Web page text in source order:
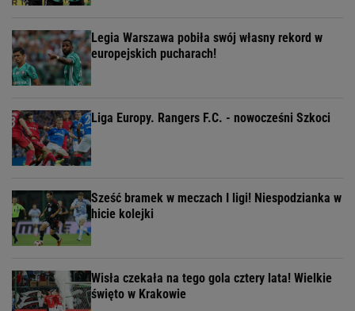
Legia Warszawa pobiła swój własny rekord w
europejskich pucharach!
Liga Europy. Rangers F.C. - nowocześni Szkoci
Sześć bramek w meczach I ligi! Niespodzianka w
hicie kolejki
Wisła czekała na tego gola cztery lata! Wielkie
święto w Krakowie